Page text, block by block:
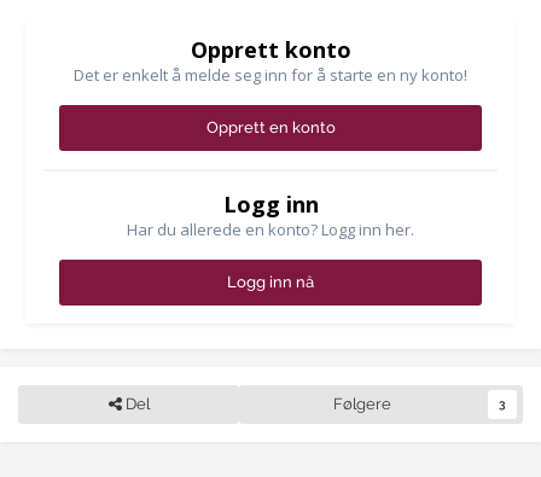
Opprett konto
Det er enkelt å melde seg inn for å starte en ny konto!
Opprett en konto
Logg inn
Har du allerede en konto? Logg inn her.
Logg inn nå
Del Følgere 3